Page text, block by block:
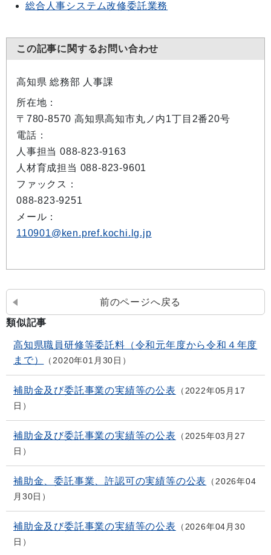
総合人事システム改修委託業務
この記事に関するお問い合わせ
高知県 総務部 人事課
所在地：
〒780-8570 高知県高知市丸ノ内1丁目2番20号
電話：
人事担当 088-823-9163
人材育成担当 088-823-9601
ファックス：
088-823-9251
メール：
110901@ken.pref.kochi.lg.jp
前のページへ戻る
類似記事
高知県職員研修等委託料（令和元年度から令和４年度
まで）
2020年01月30日
補助金及び委託事業の実績等の公表
2022年05月17
日
補助金及び委託事業の実績等の公表
2025年03月27
日
補助金、委託事業、許認可の実績等の公表
2026年04
月30日
補助金及び委託事業の実績等の公表
2026年04月30
日